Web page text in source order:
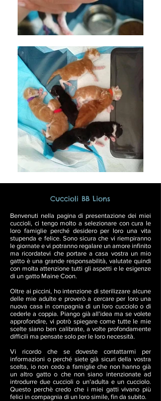
Cuccioli BB Lions
Benvenuti nella pagina di presentazione dei miei
cuccioli, ci tengo molto a selezionare con cura le
loro famiglie perché desidero per loro una vita
stupenda e felice. Sono sicura che vi riempiranno
le giornate e vi potranno regalare un amore infinito
ma ricordatevi che portare a casa vostra un mio
gatto è una grande responsabilità, valutate quindi
con molta attenzione tutti gli aspetti e le esigenze
di un gatto Maine Coon.
Oltre ai piccini, ho intenzione di sterilizzare alcune
delle mie adulte e proverò a cercare per loro una
nuova casa in compagnia di un loro cucciolo o di
cederle a coppia. Piango già all'idea ma se volete
approfondire, vi potrò spiegare come tutte le mie
scelte siano ben calibrate, a volte profondamente
difficili ma pensate solo per le loro necessità.
Vi ricordo che se doveste contattarmi per
informazioni o perché siete già sicuri della vostra
scelta, io non cedo a famiglie che non hanno già
un altro gatto o che non siano intenzionate ad
introdurre due cuccioli o un'adulta e un cucciolo.
Questo perchè credo che i miei gatti vivano più
felici in compagnia di un loro simile, fin da subito.